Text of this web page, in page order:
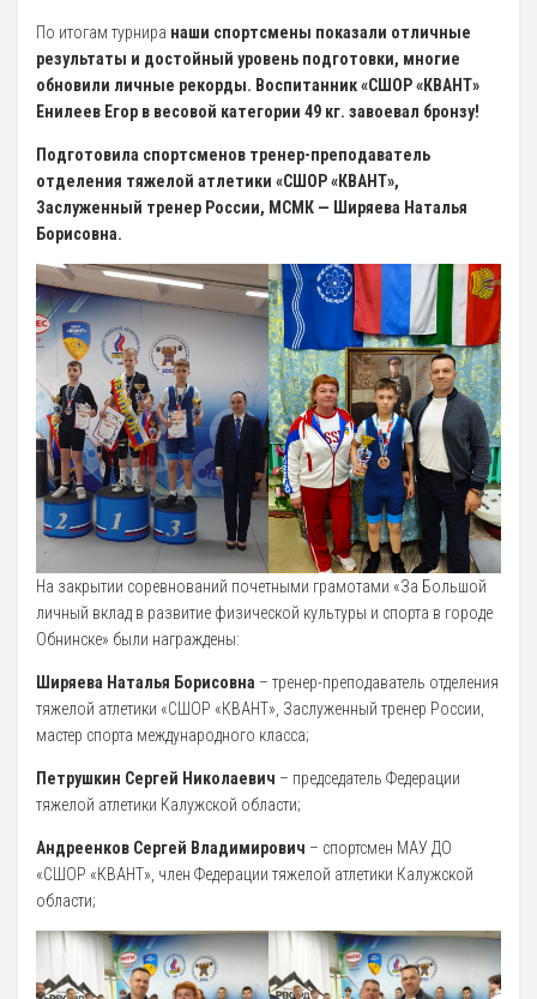
Новости
Контакты отдела
Календарь Испытаний
Общая Информация
Бассейн
Тарифы на услуги
Расписания работы
Плавательный Бассейн
Тренажерный Зал
Детский Бассейн
Теннисный Зал
Зал сухого плавания
По итогам турнира наши спортсмены показали отличные
результаты и достойный уровень подготовки, многие
обновили личные рекорды. Воспитанник «СШОР «КВАНТ»
Енилеев Егор в весовой категории 49 кг. завоевал бронзу!
Подготовила спортсменов тренер-преподаватель
отделения тяжелой атлетики «СШОР «КВАНТ»,
Заслуженный тренер России, МСМК — Ширяева Наталья
Борисовна.
На закрытии соревнований почетными грамотами «За Большой
личный вклад в развитие физической культуры и спорта в городе
Обнинске» были награждены:
Ширяева Наталья Борисовна – тренер-преподаватель отделения
тяжелой атлетики «СШОР «КВАНТ», Заслуженный тренер России,
мастер спорта международного класса;
Петрушкин Сергей Николаевич – председатель Федерации
тяжелой атлетики Калужской области;
Андреенков Сергей Владимирович – спортсмен МАУ ДО
«СШОР «КВАНТ», член Федерации тяжелой атлетики Калужской
области;